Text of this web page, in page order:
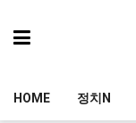
HOME 정치N